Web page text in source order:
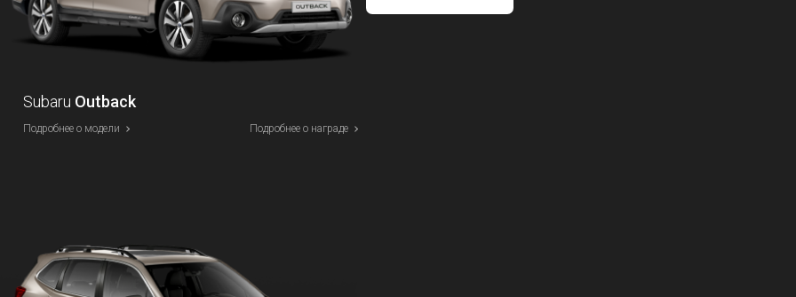
Subaru Outback
Подробнее о модели Подробнее о награде